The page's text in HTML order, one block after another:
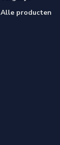
Alle producten